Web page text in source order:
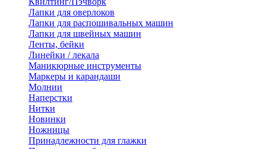
Лапки для оверлоков
Лапки для распошивальных машин
Лапки для швейных машин
Ленты, бейки
Линейки / лекала
Маникюрные инструменты
Маркеры и карандаши
Молнии
Наперстки
Нитки
Новинки
Ножницы
Принадлежности для глажки